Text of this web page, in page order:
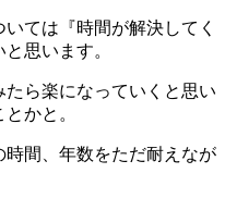
ては『時間が解決してく
思います。
ら楽になっていくと思い
かと。
間、年数をただ耐えなが